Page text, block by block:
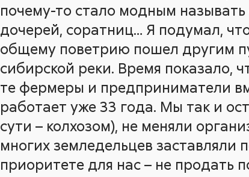
почему-то стало модным
дочерей, соратниц… Я подумал,
общему поветрию пошел другим
сибирской реки. Время показало,
те фермеры и предприниматели
работает уже 33 года. Мы так и
сути – колхозом), не меняли
многих земледельцев заставляли
приоритете для нас – не продать